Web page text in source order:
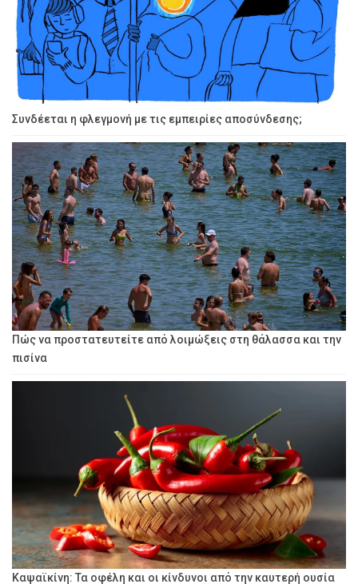
Συνδέεται η φλεγμονή με τις εμπειρίες αποσύνδεσης;
Πώς να προστατευτείτε από λοιμώξεις στη θάλασσα και την
πισίνα
Καψαϊκίνη: Τα οφέλη και οι κίνδυνοι από την καυτερή ουσία